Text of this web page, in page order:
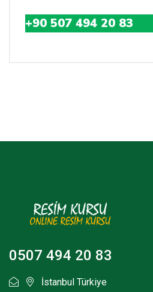
+90 507 494 20 83
0507 494 20 83
İstanbul Türkiye